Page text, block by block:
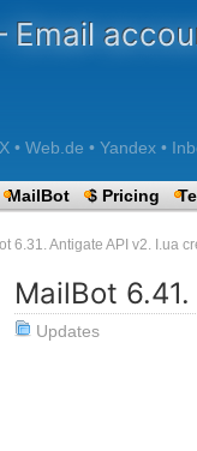
• Web.de • Yandex •
MailBot $ Pricing
6.31. Antigate API v2. I.ua
MailBot
Updates